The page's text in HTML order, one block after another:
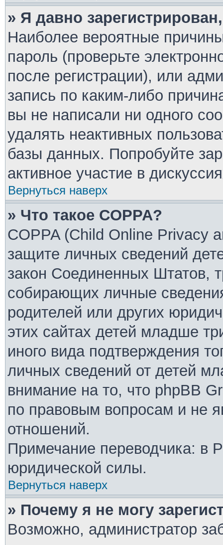
» Я давно
Наиболее вероятные
пароль (проверьте
после регистрации), или
запись по каким-либо
вы не написали ни одного
удалять неактивных
базы данных. Попробуйте
активное участие в
Вернуться наверх
» Что такое COPPA?
COPPA (Child Online Privacy
защите личных сведений
закон Соединенных Штатов,
собирающих личные
родителей или других
этих сайтах детей младше
иного вида подтверждения
личных сведений от детей
внимание на то, что phpBB
по правовым вопросам и не
отношений.
Примечание переводчика: в
юридической силы.
Вернуться наверх
» Почему я не могу
Возможно, администратор